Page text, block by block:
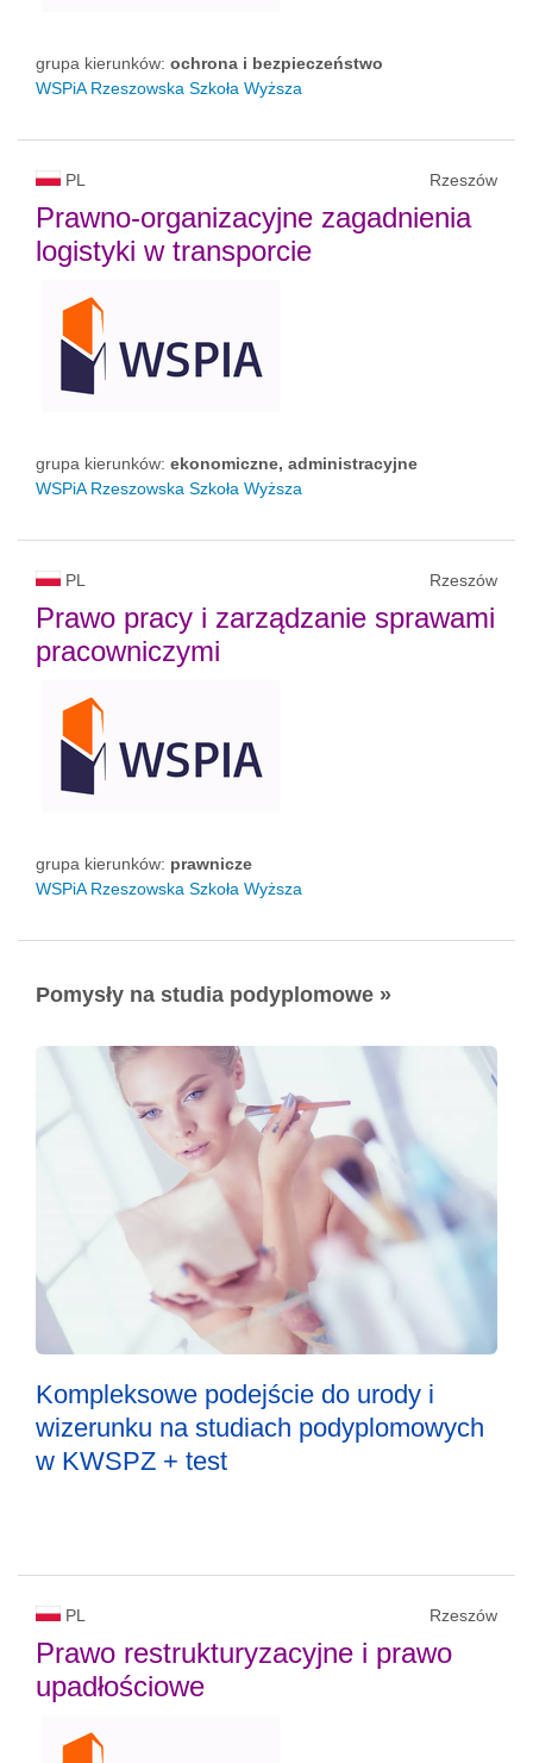
grupa kierunków: ochrona i bezpieczeństwo
WSPiA Rzeszowska Szkoła Wyższa
PL Rzeszów
Prawno-organizacyjne zagadnienia
logistyki w transporcie
grupa kierunków: ekonomiczne, administracyjne
WSPiA Rzeszowska Szkoła Wyższa
PL Rzeszów
Prawo pracy i zarządzanie sprawami
pracowniczymi
grupa kierunków: prawnicze
WSPiA Rzeszowska Szkoła Wyższa
Pomysły na studia podyplomowe »
Kompleksowe podejście do urody i
wizerunku na studiach podyplomowych
w KWSPZ + test
PL Rzeszów
Prawo restrukturyzacyjne i prawo
upadłościowe